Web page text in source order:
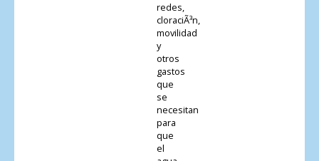
redes,
cloraciÃ³n,
movilidad
y
otros
gastos
que
se
necesitan
para
que
el